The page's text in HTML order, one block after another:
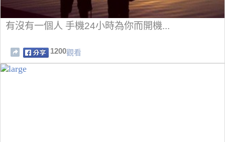
有沒有一個人 手機24小時為你而開機...
1200觀看